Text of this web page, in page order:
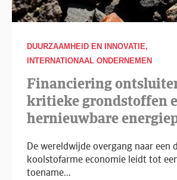
DUURZAAMHEID EN INNOVATIE,
INTERNATIONAAL ONDERNEMEN
Financiering
kritieke grondstoffen
hernieuwbare
De wereldwijde overgang naar een
koolstofarme economie leidt tot
toename...